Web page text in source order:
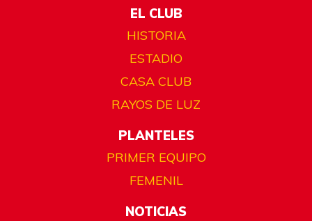
EL CLUB
HISTORIA
ESTADIO
CASA CLUB
RAYOS DE LUZ
PLANTELES
PRIMER EQUIPO
FEMENIL
NOTICIAS